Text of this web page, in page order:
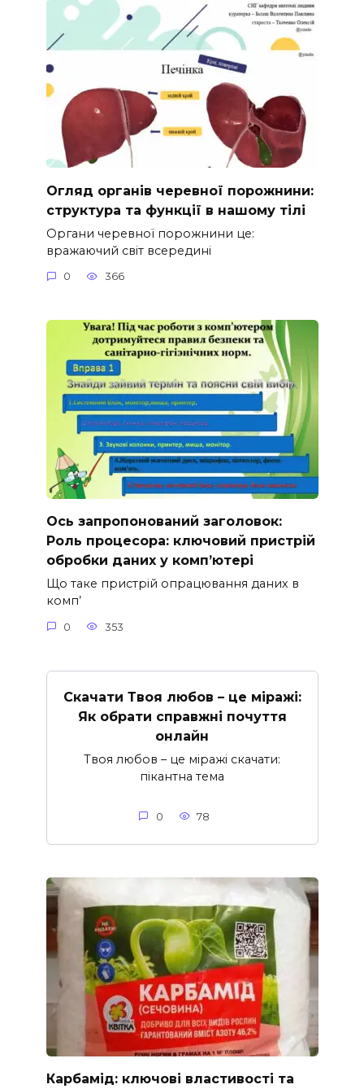
Огляд органів черевної порожнини:
структура та функції в нашому тілі
Органи черевної порожнини це:
вражаючий світ всередині
0 366
Ось запропонований заголовок:
Роль процесора: ключовий пристрій
обробки даних у комп’ютері
Що таке пристрій опрацювання даних в
комп’
0 353
Скачати Твоя любов – це міражі:
Як обрати справжні почуття
онлайн
Твоя любов – це міражі скачати:
пікантна тема
0 78
Карбамід: ключові властивості та